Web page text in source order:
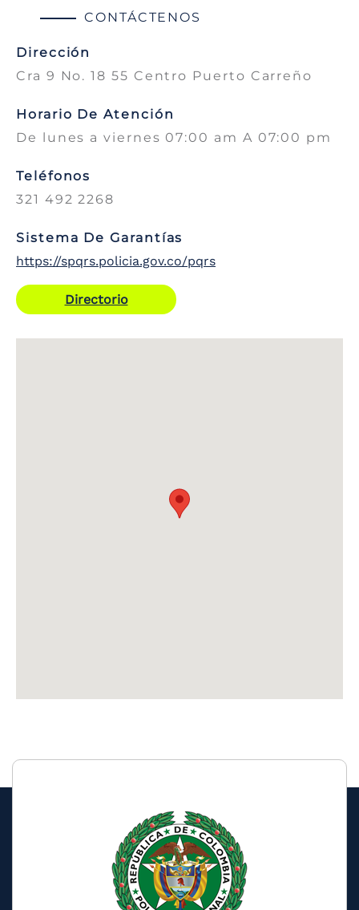
CONTÁCTENOS
Dirección
Cra 9 No. 18 55 Centro Puerto Carreño
Horario De Atención
De lunes a viernes 07:00 am A 07:00 pm
Teléfonos
321 492 2268
Sistema De Garantías
https://spqrs.policia.gov.co/pqrs
Directorio